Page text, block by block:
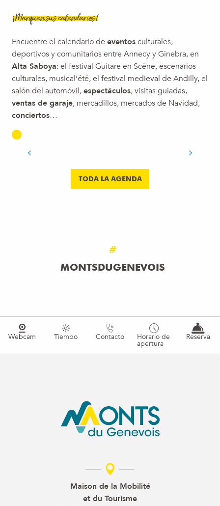
¡Marquen sus calendarios!
Encuentre el calendario de eventosculturales,
deportivos y comunitarios entre Annecy y Ginebra, en
Alta Saboya: el festival Guitare en Scène, escenarios
culturales, musical’été, el festival medieval de Andilly, el
salón del automóvil,espectáculos, visitas guiadas,
ventas de garaje, mercadillos, mercados de Navidad,
conciertos…
TODA LA AGENDA
#
MONTSDUGENEVOIS
Webcam Tiempo Contacto Horario de
apertura
Reserva
Maison de la Mobilité
et du Tourisme